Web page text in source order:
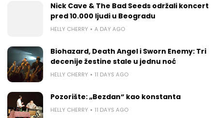
Nick Cave & The Bad Seeds održali koncert
pred 10.000 ljudi u Beogradu
HELLY CHERRY A DAY AGO
Biohazard, Death Angel i Sworn Enemy: Tri
decenije žestine stale u jednu noć
HELLY CHERRY 11 DAYS AGO
Pozorište: „Bezdan“ kao konstanta
HELLY CHERRY 11 DAYS AGO